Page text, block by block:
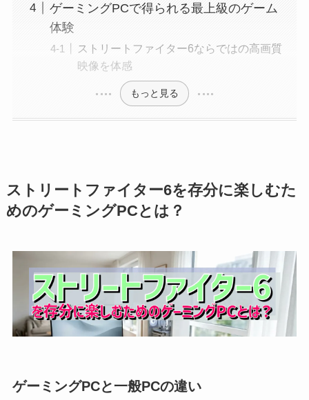
ゲーミングPCで得られる最上級のゲーム
体験
ストリートファイター6ならではの高画質
映像を体感
もっと見る
ストリートファイター6を存分に楽しむた
めのゲーミングPCとは？
ゲーミングPCと一般PCの違い